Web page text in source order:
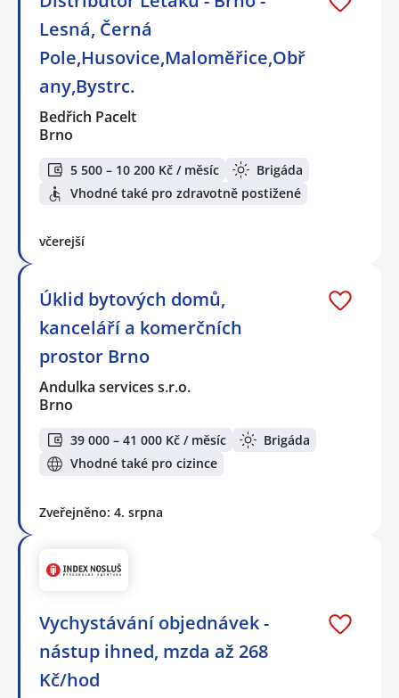
Lesná, Černá
Pole,Husovice,Maloměřice,Obř
any,Bystrc.
Bedřich Pacelt
Brno
5 500 – 10 200 Kč / měsíc
Brigáda
Vhodné také pro zdravotně postižené
včerejší
Úklid bytových domů,
kanceláří a komerčních
prostor Brno
Andulka services s.r.o.
Brno
39 000 – 41 000 Kč / měsíc
Brigáda
Vhodné také pro cizince
Zveřejněno: 4. srpna
Vychystávání objednávek -
nástup ihned, mzda až 268
Kč/hod